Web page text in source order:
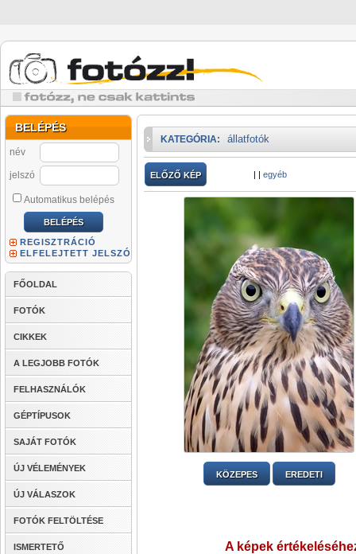
BELÉPÉS
név
jelszó
Automatikus belépés
REGISZTRÁCIÓ
ELFELEJTETT JELSZÓ
FŐOLDAL
FOTÓK
CIKKEK
A LEGJOBB FOTÓK
FELHASZNÁLÓK
GÉPTÍPUSOK
SAJÁT FOTÓK
ÚJ VÉLEMÉNYEK
ÚJ VÁLASZOK
FOTÓK FELTÖLTÉSE
ISMERTETŐ
KATEGÓRIA: állatfotók
ELŐZŐ KÉP | | egyéb
KÖZEPES EREDETI
A képek